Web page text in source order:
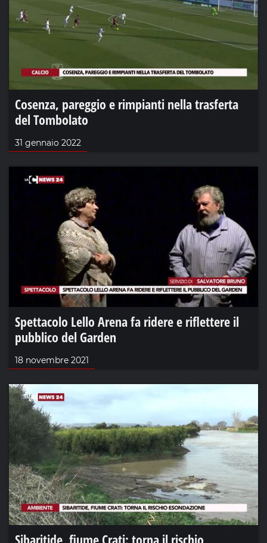
Cosenza, pareggio e rimpianti nella trasferta
del Tombolato
31 gennaio 2022
Spettacolo Lello Arena fa ridere e riflettere il
pubblico del Garden
18 novembre 2021
Sibaritide, fiume Crati: torna il rischio